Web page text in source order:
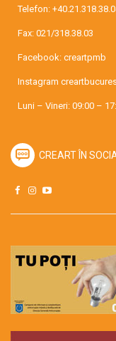
Telefon:
Fax: 021/318.38.03
Facebook: creartpmb
Instagram
Luni – Vineri: 09:00 –
CREART ÎN